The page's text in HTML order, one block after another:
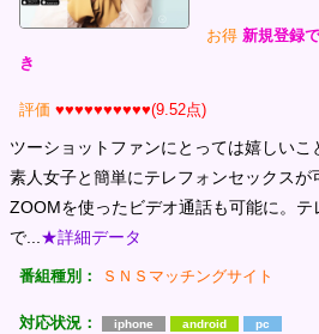
お得 新規登録
き
評価 ♥♥♥♥♥♥♥♥♥♥(9.52点)
ツーショットファンにとっては嬉しいこ
素人女子と簡単にテレフォンセックスが
ZOOMを使ったビデオ通話も可能に。テ
で...★詳細データ
番組種別： ＳＮＳマッチングサイト
対応状況： iphone android pc